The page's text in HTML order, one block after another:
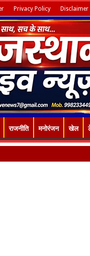
Privacy Policy Disclaimer
राजनीति मनोरंजन खेल